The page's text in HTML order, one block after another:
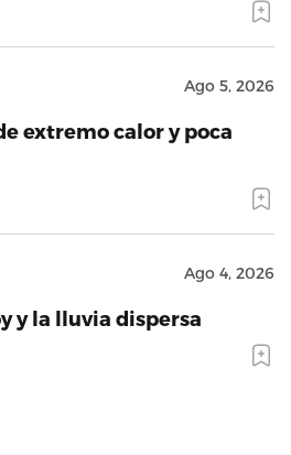
Ago 5, 2026
extremo calor y poca
Ago 4, 2026
y la lluvia dispersa